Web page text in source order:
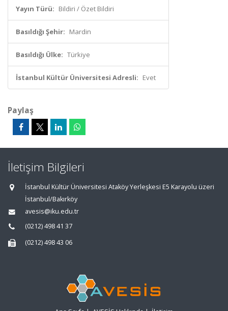
Yayın Türü: Bildiri / Özet Bildiri
Basıldığı Şehir: Mardin
Basıldığı Ülke: Türkiye
İstanbul Kültür Üniversitesi Adresli: Evet
Paylaş
İletişim Bilgileri
İstanbul Kültür Üniversitesi Ataköy Yerleşkesi E5 Karayolu üzeri
İstanbul/Bakırköy
avesis@iku.edu.tr
(0212) 498 41 37
(0212) 498 43 06